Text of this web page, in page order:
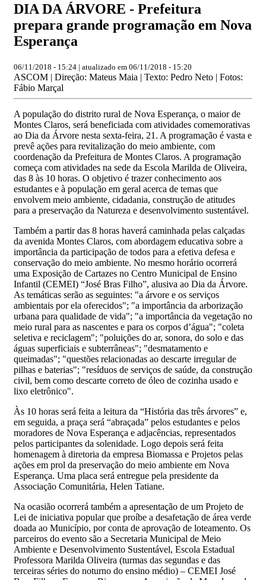
DIA DA ÁRVORE - Prefeitura
prepara grande programação em Nova
Esperança
06/11/2018 - 15:24 | atualizado em 06/11/2018 - 15:20
ASCOM | Direção: Mateus Maia | Texto: Pedro Neto | Fotos:
Fábio Marçal
A população do distrito rural de Nova Esperança, o maior de
Montes Claros, será beneficiada com atividades comemorativas
ao Dia da Árvore nesta sexta-feira, 21. A programação é vasta e
prevê ações para revitalização do meio ambiente, com
coordenação da Prefeitura de Montes Claros. A programação
começa com atividades na sede da Escola Marilda de Oliveira,
das 8 às 10 horas. O objetivo é trazer conhecimento aos
estudantes e à população em geral acerca de temas que
envolvem meio ambiente, cidadania, construção de atitudes
para a preservação da Natureza e desenvolvimento sustentável.
Também a partir das 8 horas haverá caminhada pelas calçadas
da avenida Montes Claros, com abordagem educativa sobre a
importância da participação de todos para a efetiva defesa e
conservação do meio ambiente. No mesmo horário ocorrerá
uma Exposição de Cartazes no Centro Municipal de Ensino
Infantil (CEMEI) “José Bras Filho”, alusiva ao Dia da Árvore.
As temáticas serão as seguintes: "a árvore e os serviços
ambientais por ela oferecidos"; "a importância da arborização
urbana para qualidade de vida"; "a importância da vegetação no
meio rural para as nascentes e para os corpos d’água"; "coleta
seletiva e reciclagem"; "poluições do ar, sonora, do solo e das
águas superficiais e subterrâneas"; "desmatamento e
queimadas"; "questões relacionadas ao descarte irregular de
pilhas e baterias"; "resíduos de serviços de saúde, da construção
civil, bem como descarte correto de óleo de cozinha usado e
lixo eletrônico".
Às 10 horas será feita a leitura da “História das três árvores” e,
em seguida, a praça será “abraçada” pelos estudantes e pelos
moradores de Nova Esperança e adjacências, representados
pelos participantes da solenidade. Logo depois será feita
homenagem à diretoria da empresa Biomassa e Projetos pelas
ações em prol da preservação do meio ambiente em Nova
Esperança. Uma placa será entregue pela presidente da
Associação Comunitária, Helen Tatiane.
Na ocasião ocorrerá também a apresentação de um Projeto de
Lei de iniciativa popular que proíbe a desafetação de área verde
doada ao Município, por conta de aprovação de loteamento. Os
parceiros do evento são a Secretaria Municipal de Meio
Ambiente e Desenvolvimento Sustentável, Escola Estadual
Professora Marilda Oliveira (turmas das segundas e das
terceiras séries do noturno do ensino médio) – CEMEI José